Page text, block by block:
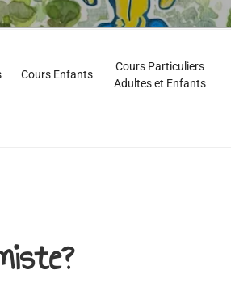
Cours Enfants
Cours Particuliers
Adultes et Enfants